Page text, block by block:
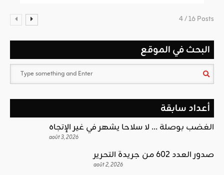
4 / 16 Posts
البحث في الموقع
أعداد سابقة
الغضب بوصلة … لا سلاحا يشهر في غير الإتجاه
août 3, 2026
صدور العدد 602 من جريدة التحرير
août 2, 2026